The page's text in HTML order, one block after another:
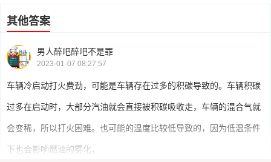
其他答案
男人醉吧醉吧不是罪
2023-01-07 08:27:57
车辆冷启动打火费劲，可能是车辆存在过多的积碳导致的。车辆积碳
过多在启动时，大部分汽油就会直接被积碳吸收走，车辆的混合气就
会变稀，所以打火困难。也可能的温度比较低导致的，因为低温条件
下也会影响燃油的雾化，